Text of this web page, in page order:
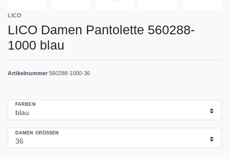
LICO
LICO Damen Pantolette 560288-
1000 blau
Artikelnummer 560288-1000-36
FARBEN
DAMEN GRÖSSEN